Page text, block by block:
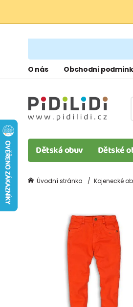
O nás Obchodní
Dětská obuv Dětské
Úvodní stránka Kojenecké